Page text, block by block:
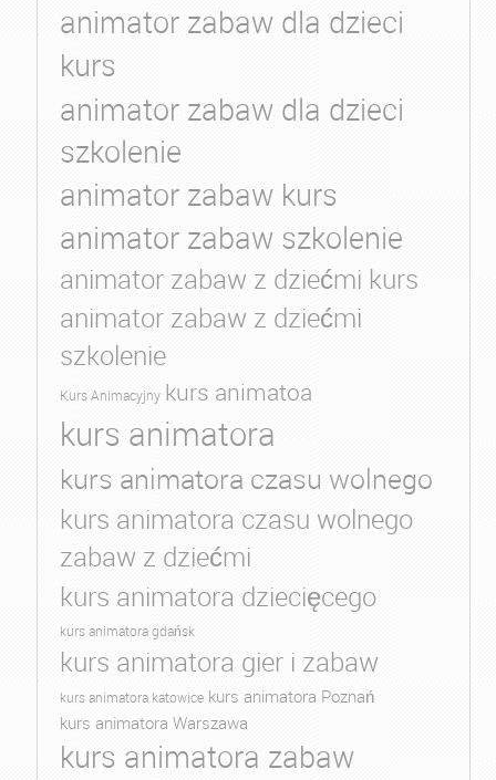
animator zabaw dla dzieci
kurs
animator zabaw dla dzieci
szkolenie
animator zabaw kurs
animator zabaw szkolenie
animator zabaw z dziećmi kurs
animator zabaw z dziećmi
szkolenie
Kurs Animacyjny kurs animatoa
kurs animatora
kurs animatora czasu wolnego
kurs animatora czasu wolnego
zabaw z dziećmi
kurs animatora dziecięcego
kurs animatora gdańsk
kurs animatora gier i zabaw
kurs animatora katowice kurs animatora Poznań
kurs animatora Warszawa
kurs animatora zabaw